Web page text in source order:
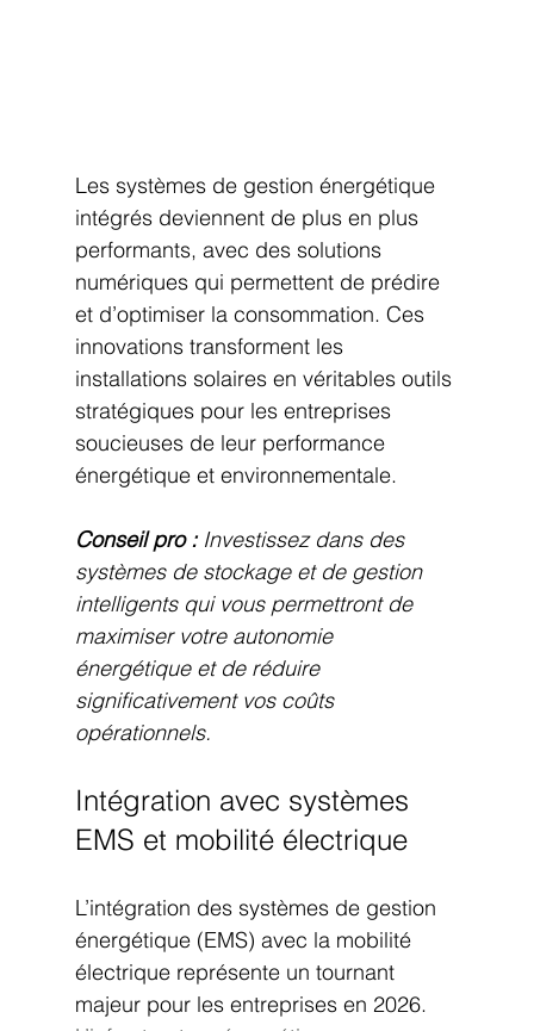
Les systèmes de gestion énergétique
intégrés deviennent de plus en plus
performants, avec des solutions
numériques qui permettent de prédire
et d’optimiser la consommation. Ces
innovations transforment les
installations solaires en véritables outils
stratégiques pour les entreprises
soucieuses de leur performance
énergétique et environnementale.
Conseil pro : Investissez dans des
systèmes de stockage et de gestion
intelligents qui vous permettront de
maximiser votre autonomie
énergétique et de réduire
significativement vos coûts
opérationnels.
Intégration avec systèmes
EMS et mobilité électrique
L’intégration des systèmes de gestion
énergétique (EMS) avec la mobilité
électrique représente un tournant
majeur pour les entreprises en 2026.